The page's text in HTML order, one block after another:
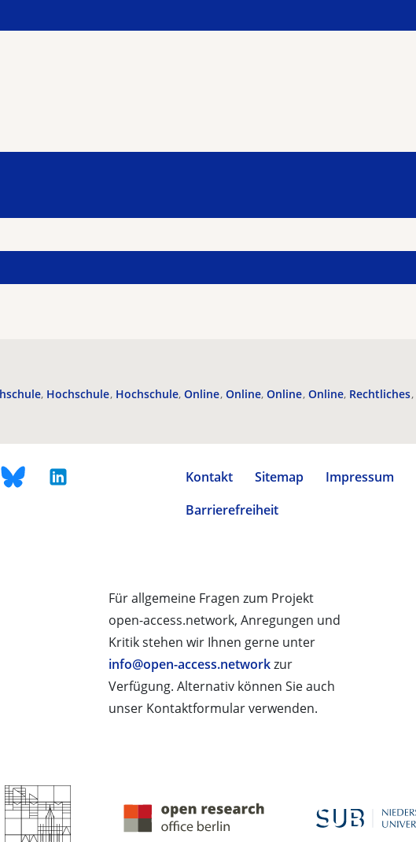
Hochschule Hochschule Online Online Online Online Rechtliches
Kontakt Sitemap Impressum
Barrierefreiheit
Für allgemeine Fragen zum Projekt
open-access.network, Anregungen und
Kritik stehen wir Ihnen gerne unter
info@open-access.networkzur
Verfügung. Alternativ können Sie auch
unser Kontaktformular verwenden.